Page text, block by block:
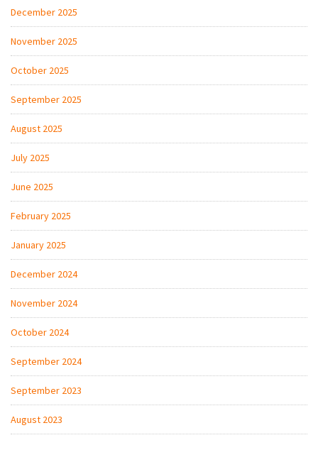
December 2025
November 2025
October 2025
September 2025
August 2025
July 2025
June 2025
February 2025
January 2025
December 2024
November 2024
October 2024
September 2024
September 2023
August 2023